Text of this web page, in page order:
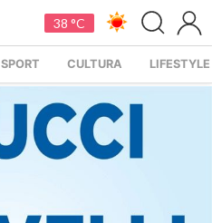
38 °C
SPORT CULTURA LIFESTYLE